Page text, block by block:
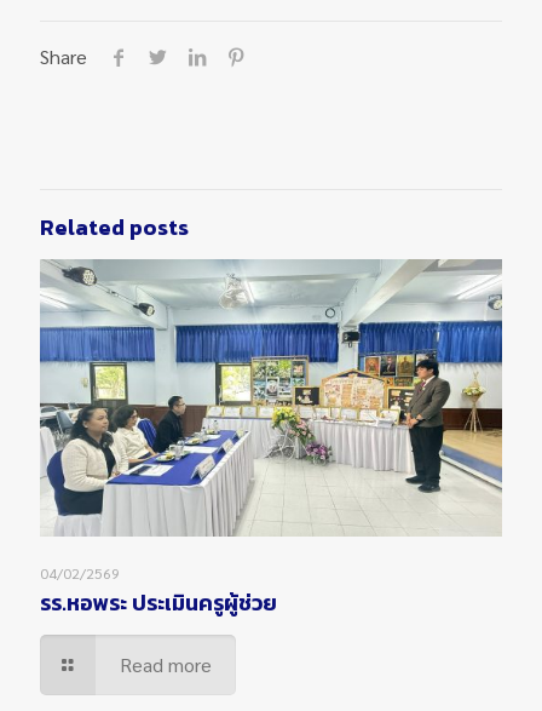
Share
Related posts
04/02/2569
รร.หอพระ ประเมินครูผู้ช่วย
Read more